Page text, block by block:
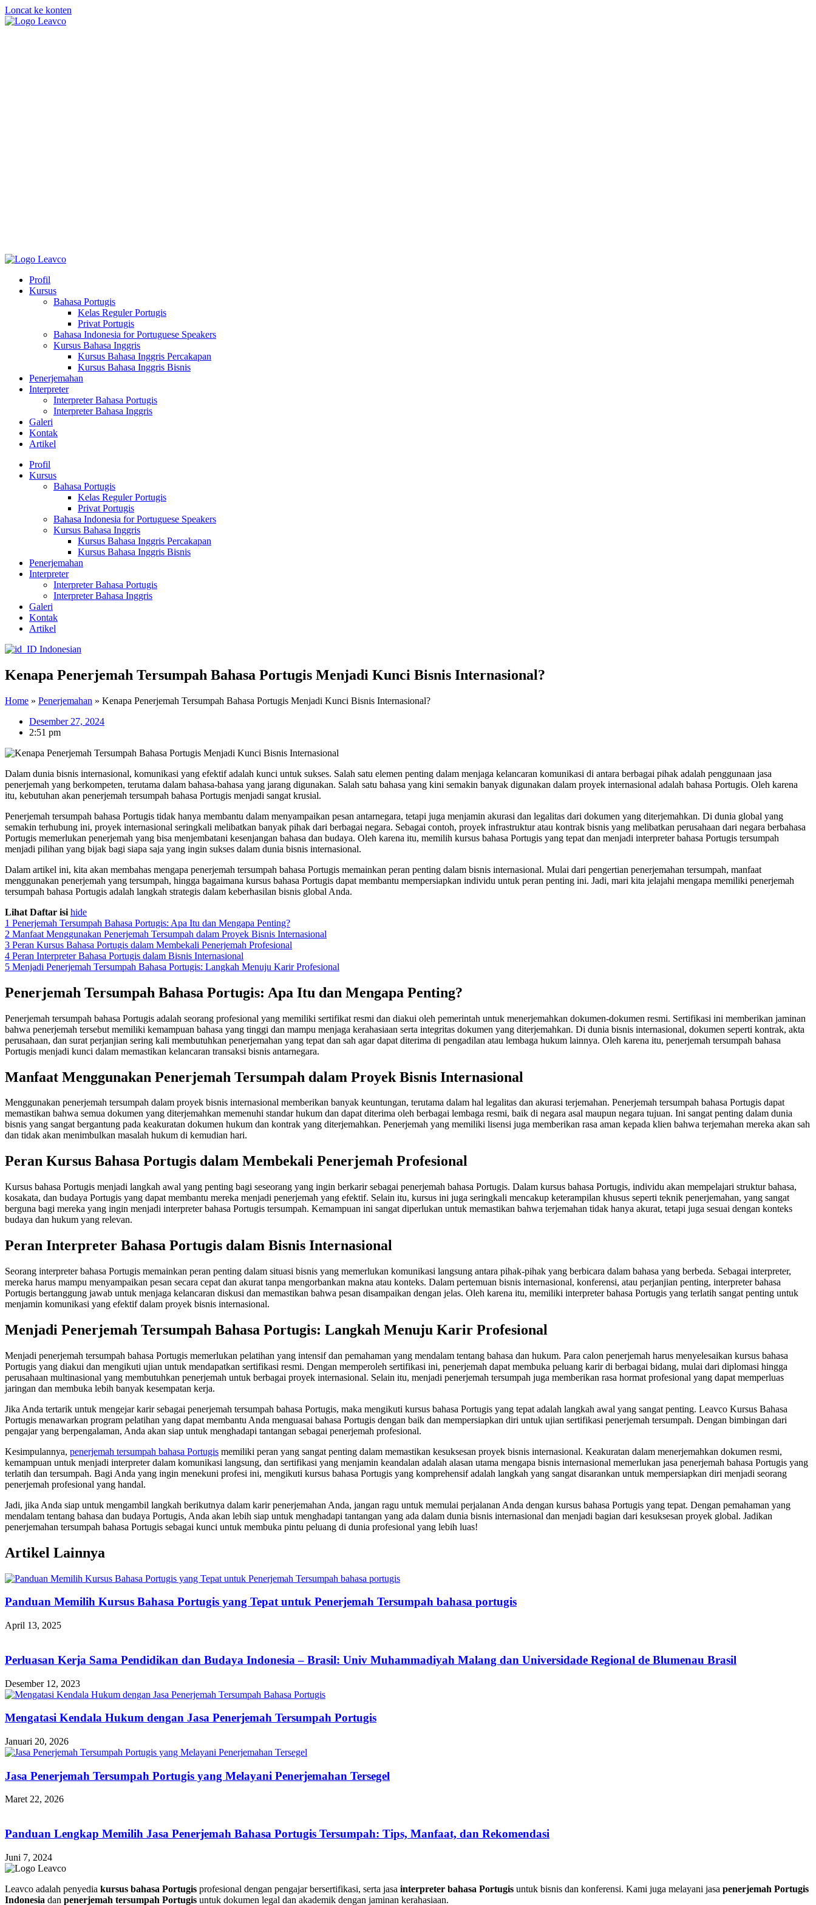
Loncat ke konten
Profil
Kursus
Bahasa Portugis
Kelas Reguler Portugis
Privat Portugis
Bahasa Indonesia for Portuguese Speakers
Kursus Bahasa Inggris
Kursus Bahasa Inggris Percakapan
Kursus Bahasa Inggris Bisnis
Penerjemahan
Interpreter
Interpreter Bahasa Portugis
Interpreter Bahasa Inggris
Galeri
Kontak
Artikel
Profil
Kursus
Bahasa Portugis
Kelas Reguler Portugis
Privat Portugis
Bahasa Indonesia for Portuguese Speakers
Kursus Bahasa Inggris
Kursus Bahasa Inggris Percakapan
Kursus Bahasa Inggris Bisnis
Penerjemahan
Interpreter
Interpreter Bahasa Portugis
Interpreter Bahasa Inggris
Galeri
Kontak
Artikel
Indonesian
Kenapa Penerjemah Tersumpah Bahasa Portugis Menjadi Kunci Bisnis Internasional?
Home » Penerjemahan » Kenapa Penerjemah Tersumpah Bahasa Portugis Menjadi Kunci Bisnis Internasional?
Desember 27, 2024
2:51 pm
Dalam dunia bisnis internasional, komunikasi yang efektif adalah kunci untuk sukses. Salah satu elemen penting dalam menjaga kelancaran komunikasi di antara berbagai pihak adalah penggunaan jasa
penerjemah yang berkompeten, terutama dalam bahasa-bahasa yang jarang digunakan. Salah satu bahasa yang kini semakin banyak digunakan dalam proyek internasional adalah bahasa Portugis. Oleh karena
itu, kebutuhan akan penerjemah tersumpah bahasa Portugis menjadi sangat krusial.
Penerjemah tersumpah bahasa Portugis tidak hanya membantu dalam menyampaikan pesan antarnegara, tetapi juga menjamin akurasi dan legalitas dari dokumen yang diterjemahkan. Di dunia global yang
semakin terhubung ini, proyek internasional seringkali melibatkan banyak pihak dari berbagai negara. Sebagai contoh, proyek infrastruktur atau kontrak bisnis yang melibatkan perusahaan dari negara berbahasa
Portugis memerlukan penerjemah yang bisa menjembatani kesenjangan bahasa dan budaya. Oleh karena itu, memilih kursus bahasa Portugis yang tepat dan menjadi interpreter bahasa Portugis tersumpah
menjadi pilihan yang bijak bagi siapa saja yang ingin sukses dalam dunia bisnis internasional.
Dalam artikel ini, kita akan membahas mengapa penerjemah tersumpah bahasa Portugis memainkan peran penting dalam bisnis internasional. Mulai dari pengertian penerjemahan tersumpah, manfaat
menggunakan penerjemah yang tersumpah, hingga bagaimana kursus bahasa Portugis dapat membantu mempersiapkan individu untuk peran penting ini. Jadi, mari kita jelajahi mengapa memiliki penerjemah
tersumpah bahasa Portugis adalah langkah strategis dalam keberhasilan bisnis global Anda.
Lihat Daftar isi hide
1 Penerjemah Tersumpah Bahasa Portugis: Apa Itu dan Mengapa Penting?
2 Manfaat Menggunakan Penerjemah Tersumpah dalam Proyek Bisnis Internasional
3 Peran Kursus Bahasa Portugis dalam Membekali Penerjemah Profesional
4 Peran Interpreter Bahasa Portugis dalam Bisnis Internasional
5 Menjadi Penerjemah Tersumpah Bahasa Portugis: Langkah Menuju Karir Profesional
Penerjemah Tersumpah Bahasa Portugis: Apa Itu dan Mengapa Penting?
Penerjemah tersumpah bahasa Portugis adalah seorang profesional yang memiliki sertifikat resmi dan diakui oleh pemerintah untuk menerjemahkan dokumen-dokumen resmi. Sertifikasi ini memberikan jaminan
bahwa penerjemah tersebut memiliki kemampuan bahasa yang tinggi dan mampu menjaga kerahasiaan serta integritas dokumen yang diterjemahkan. Di dunia bisnis internasional, dokumen seperti kontrak, akta
perusahaan, dan surat perjanjian sering kali membutuhkan penerjemahan yang tepat dan sah agar dapat diterima di pengadilan atau lembaga hukum lainnya. Oleh karena itu, penerjemah tersumpah bahasa
Portugis menjadi kunci dalam memastikan kelancaran transaksi bisnis antarnegara.
Manfaat Menggunakan Penerjemah Tersumpah dalam Proyek Bisnis Internasional
Menggunakan penerjemah tersumpah dalam proyek bisnis internasional memberikan banyak keuntungan, terutama dalam hal legalitas dan akurasi terjemahan. Penerjemah tersumpah bahasa Portugis dapat
memastikan bahwa semua dokumen yang diterjemahkan memenuhi standar hukum dan dapat diterima oleh berbagai lembaga resmi, baik di negara asal maupun negara tujuan. Ini sangat penting dalam dunia
bisnis yang sangat bergantung pada keakuratan dokumen hukum dan kontrak yang diterjemahkan. Penerjemah yang memiliki lisensi juga memberikan rasa aman kepada klien bahwa terjemahan mereka akan sah
dan tidak akan menimbulkan masalah hukum di kemudian hari.
Peran Kursus Bahasa Portugis dalam Membekali Penerjemah Profesional
Kursus bahasa Portugis menjadi langkah awal yang penting bagi seseorang yang ingin berkarir sebagai penerjemah bahasa Portugis. Dalam kursus bahasa Portugis, individu akan mempelajari struktur bahasa,
kosakata, dan budaya Portugis yang dapat membantu mereka menjadi penerjemah yang efektif. Selain itu, kursus ini juga seringkali mencakup keterampilan khusus seperti teknik penerjemahan, yang sangat
berguna bagi mereka yang ingin menjadi interpreter bahasa Portugis tersumpah. Kemampuan ini sangat diperlukan untuk memastikan bahwa terjemahan tidak hanya akurat, tetapi juga sesuai dengan konteks
budaya dan hukum yang relevan.
Peran Interpreter Bahasa Portugis dalam Bisnis Internasional
Seorang interpreter bahasa Portugis memainkan peran penting dalam situasi bisnis yang memerlukan komunikasi langsung antara pihak-pihak yang berbicara dalam bahasa yang berbeda. Sebagai interpreter,
mereka harus mampu menyampaikan pesan secara cepat dan akurat tanpa mengorbankan makna atau konteks. Dalam pertemuan bisnis internasional, konferensi, atau perjanjian penting, interpreter bahasa
Portugis bertanggung jawab untuk menjaga kelancaran diskusi dan memastikan bahwa pesan disampaikan dengan jelas. Oleh karena itu, memiliki interpreter bahasa Portugis yang terlatih sangat penting untuk
menjamin komunikasi yang efektif dalam proyek bisnis internasional.
Menjadi Penerjemah Tersumpah Bahasa Portugis: Langkah Menuju Karir Profesional
Menjadi penerjemah tersumpah bahasa Portugis memerlukan pelatihan yang intensif dan pemahaman yang mendalam tentang bahasa dan hukum. Para calon penerjemah harus menyelesaikan kursus bahasa
Portugis yang diakui dan mengikuti ujian untuk mendapatkan sertifikasi resmi. Dengan memperoleh sertifikasi ini, penerjemah dapat membuka peluang karir di berbagai bidang, mulai dari diplomasi hingga
perusahaan multinasional yang membutuhkan penerjemah untuk berbagai proyek internasional. Selain itu, menjadi penerjemah tersumpah juga memberikan rasa hormat profesional yang dapat memperluas
jaringan dan membuka lebih banyak kesempatan kerja.
Jika Anda tertarik untuk mengejar karir sebagai penerjemah tersumpah bahasa Portugis, maka mengikuti kursus bahasa Portugis yang tepat adalah langkah awal yang sangat penting. Leavco Kursus Bahasa
Portugis menawarkan program pelatihan yang dapat membantu Anda menguasai bahasa Portugis dengan baik dan mempersiapkan diri untuk ujian sertifikasi penerjemah tersumpah. Dengan bimbingan dari
pengajar yang berpengalaman, Anda akan siap untuk menghadapi tantangan sebagai penerjemah profesional.
Kesimpulannya, penerjemah tersumpah bahasa Portugis memiliki peran yang sangat penting dalam memastikan kesuksesan proyek bisnis internasional. Keakuratan dalam menerjemahkan dokumen resmi,
kemampuan untuk menjadi interpreter dalam komunikasi langsung, dan sertifikasi yang menjamin keandalan adalah alasan utama mengapa bisnis internasional memerlukan jasa penerjemah bahasa Portugis yang
terlatih dan tersumpah. Bagi Anda yang ingin menekuni profesi ini, mengikuti kursus bahasa Portugis yang komprehensif adalah langkah yang sangat disarankan untuk mempersiapkan diri menjadi seorang
penerjemah profesional yang handal.
Jadi, jika Anda siap untuk mengambil langkah berikutnya dalam karir penerjemahan Anda, jangan ragu untuk memulai perjalanan Anda dengan kursus bahasa Portugis yang tepat. Dengan pemahaman yang
mendalam tentang bahasa dan budaya Portugis, Anda akan lebih siap untuk menghadapi tantangan yang ada dalam dunia bisnis internasional dan menjadi bagian dari kesuksesan proyek global. Jadikan
penerjemahan tersumpah bahasa Portugis sebagai kunci untuk membuka pintu peluang di dunia profesional yang lebih luas!
Artikel Lainnya
Panduan Memilih Kursus Bahasa Portugis yang Tepat untuk Penerjemah Tersumpah bahasa portugis
April 13, 2025
Perluasan Kerja Sama Pendidikan dan Budaya Indonesia – Brasil: Univ Muhammadiyah Malang dan Universidade Regional de Blumenau Brasil
Desember 12, 2023
Mengatasi Kendala Hukum dengan Jasa Penerjemah Tersumpah Portugis
Januari 20, 2026
Jasa Penerjemah Tersumpah Portugis yang Melayani Penerjemahan Tersegel
Maret 22, 2026
Panduan Lengkap Memilih Jasa Penerjemah Bahasa Portugis Tersumpah: Tips, Manfaat, dan Rekomendasi
Juni 7, 2024
Leavco adalah penyedia kursus bahasa Portugis profesional dengan pengajar bersertifikasi, serta jasa interpreter bahasa Portugis untuk bisnis dan konferensi. Kami juga melayani jasa penerjemah Portugis
Indonesia dan penerjemah tersumpah Portugis untuk dokumen legal dan akademik dengan jaminan kerahasiaan.